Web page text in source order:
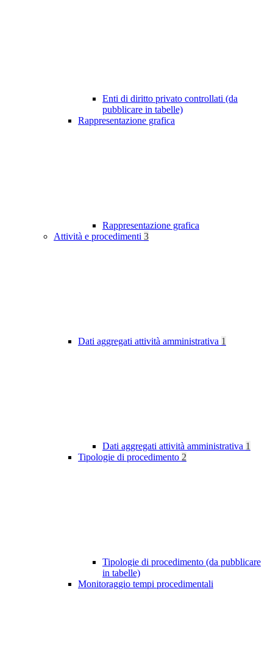
Enti di diritto privato controllati (da
pubblicare in tabelle)
Rappresentazione grafica
Rappresentazione grafica
Attività e procedimenti 3
Dati aggregati attività amministrativa 1
Dati aggregati attività amministrativa 1
Tipologie di procedimento 2
Tipologie di procedimento (da pubblicare
in tabelle)
Monitoraggio tempi procedimentali